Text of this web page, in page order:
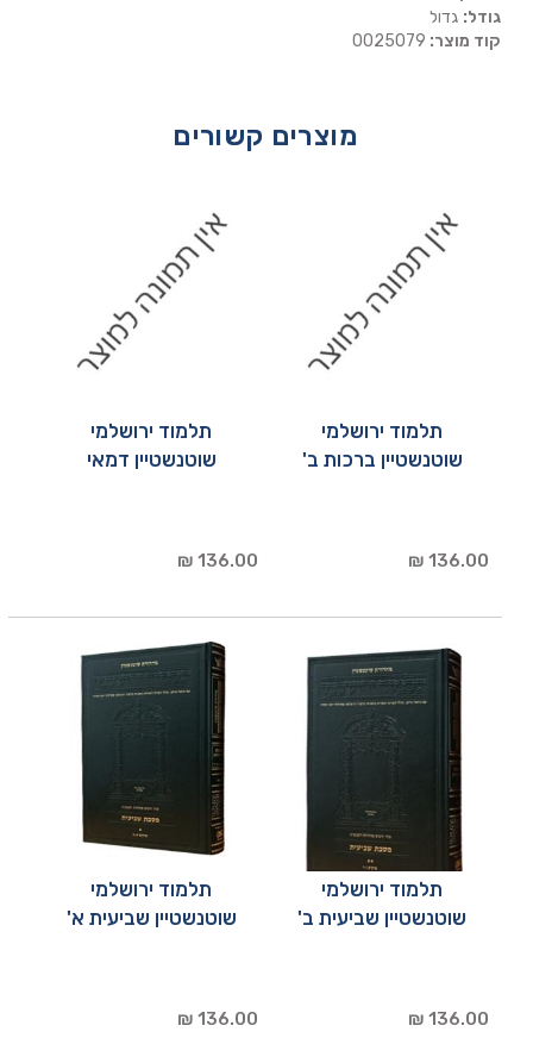
גודל: גדול
קוד מוצר:
מוצרים קשורים
תלמוד ירושלמי
שוטנשטיין ברכות ב'
136.00 ₪
תלמוד ירושלמי
שוטנשטיין דמאי
136.00 ₪
תלמוד ירושלמי
שוטנשטיין שביעית ב'
136.00 ₪
תלמוד ירושלמי
שוטנשטיין שביעית א'
136.00 ₪